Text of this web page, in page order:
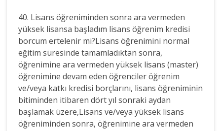
40. Lisans öğreniminden sonra ara vermeden
yüksek lisansa başladım lisans öğrenim kredisi
borcum ertelenir mi?Lisans öğrenimini normal
eğitim süresinde tamamladıktan sonra,
öğrenimine ara vermeden yüksek lisans (master)
öğrenimine devam eden öğrenciler öğrenim
ve/veya katkı kredisi borçlarını, lisans öğreniminin
bitiminden itibaren dört yıl sonraki aydan
başlamak üzere,Lisans ve/veya yüksek lisans
öğreniminden sonra, öğrenimine ara vermeden